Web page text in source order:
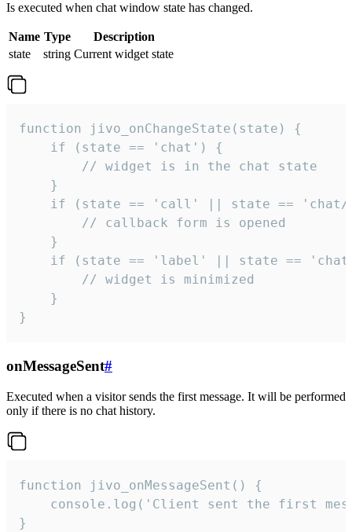
Is executed when chat window state has changed.
Name Type
Description
state
string Current widget state
function jivo_onChangeState(state) {
    if (state == 'chat') {
        // widget is in the chat state
    }
if (state == 'call' || state ==
        // callback form is opened
    }
if (state == 'label' || state ==
        // widget is minimized
    }
}
onMessageSent#
Executed when a visitor sends the first message. It will be performed
only if there is no chat history.
function jivo_onMessageSent() {
console.log('Client sent the first
}